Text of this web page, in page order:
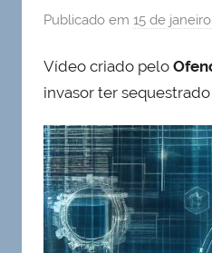
Publicado em 15 de
Vídeo criado pelo
invasor ter